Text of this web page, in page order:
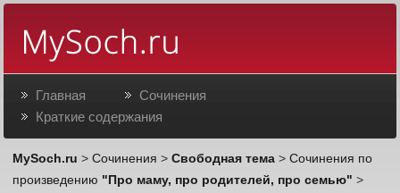
Главная
Сочинения
Краткие содержания
MySoch.ru >Сочинения >Свободная тема >Сочинения по
произведению "Про маму, про родителей, про семью" >